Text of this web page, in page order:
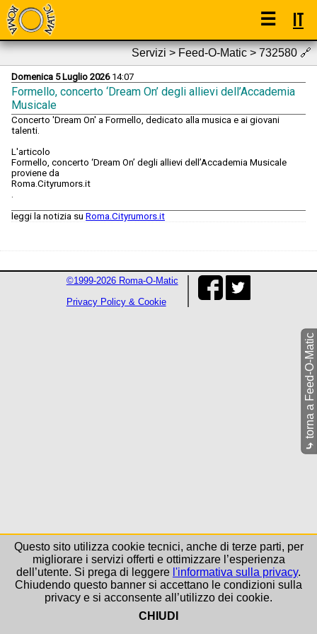
☰ IT
Servizi > Feed-O-Matic > 732580🔗
Domenica 5 Luglio 202614:07
Formello, concerto ‘Dream On’ degli allievi dell’Accademia
Musicale
Concerto 'Dream On' a Formello, dedicato alla musica e ai giovani
talenti.
L'articolo
Formello, concerto ‘Dream On’ degli allievi dell’Accademia Musicale
proviene da
Roma.Cityrumors.it
.
leggi la notizia su Roma.Cityrumors.it
⤷
torna a Feed-O-Matic
©1999-2026 Roma-O-Matic
Privacy Policy & Cookie
Questo sito utilizza cookie tecnici, anche di terze parti, per
migliorare i servizi offerti e ottimizzare l’esperienza
dell’utente. Si prega di leggere l'informativa sulla privacy.
Chiudendo questo banner si accettano le condizioni sulla
privacy e si acconsente all’utilizzo dei cookie.
CHIUDI